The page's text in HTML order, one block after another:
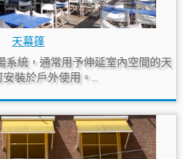
天幕篷
系統，通常用予伸延室內空間的天
裝於戶外使用。...